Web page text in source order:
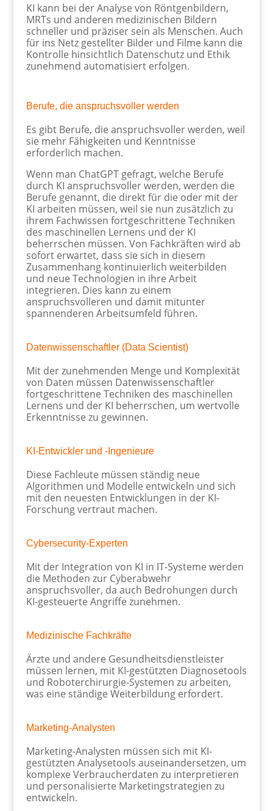
KI kann bei der Analyse von Röntgenbildern,
MRTs und anderen medizinischen Bildern
schneller und präziser sein als Menschen. Auch
für ins Netz gestellter Bilder und Filme kann die
Kontrolle hinsichtlich Datenschutz und Ethik
zunehmend automatisiert erfolgen.
Berufe, die anspruchsvoller werden
Es gibt Berufe, die anspruchsvoller werden, weil
sie mehr Fähigkeiten und Kenntnisse
erforderlich machen.
Wenn man ChatGPT gefragt, welche Berufe
durch KI anspruchsvoller werden, werden die
Berufe genannt, die direkt für die oder mit der
KI arbeiten müssen, weil sie nun zusätzlich zu
ihrem Fachwissen fortgeschrittene Techniken
des maschinellen Lernens und der KI
beherrschen müssen. Von Fachkräften wird ab
sofort erwartet, dass sie sich in diesem
Zusammenhang kontinuierlich weiterbilden
und neue Technologien in ihre Arbeit
integrieren. Dies kann zu einem
anspruchsvolleren und damit mitunter
spannenderen Arbeitsumfeld führen.
Datenwissenschaftler (Data Scientist)
Mit der zunehmenden Menge und Komplexität
von Daten müssen Datenwissenschaftler
fortgeschrittene Techniken des maschinellen
Lernens und der KI beherrschen, um wertvolle
Erkenntnisse zu gewinnen.
KI-Entwickler und -Ingenieure
Diese Fachleute müssen ständig neue
Algorithmen und Modelle entwickeln und sich
mit den neuesten Entwicklungen in der KI-
Forschung vertraut machen.
Cybersecurity-Experten
Mit der Integration von KI in IT-Systeme werden
die Methoden zur Cyberabwehr
anspruchsvoller, da auch Bedrohungen durch
KI-gesteuerte Angriffe zunehmen.
Medizinische Fachkräfte
Ärzte und andere Gesundheitsdienstleister
müssen lernen, mit KI-gestützten Diagnosetools
und Roboterchirurgie-Systemen zu arbeiten,
was eine ständige Weiterbildung erfordert.
Marketing-Analysten
Marketing-Analysten müssen sich mit KI-
gestützten Analysetools auseinandersetzen, um
komplexe Verbraucherdaten zu interpretieren
und personalisierte Marketingstrategien zu
entwickeln.